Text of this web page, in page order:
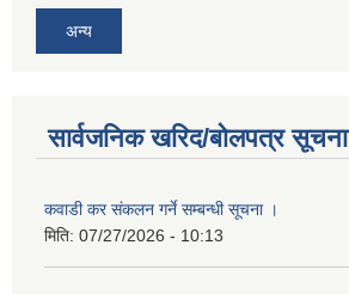
अन्य
सार्वजनिक खरिद/बोलपत्र सूचना
कवाडी कर संकलन गर्ने सम्बन्धी सूचना ।
मिति: 07/27/2026 - 10:13